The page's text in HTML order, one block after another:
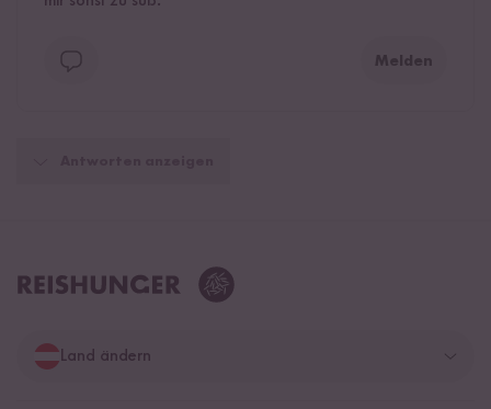
Melden
Land ändern